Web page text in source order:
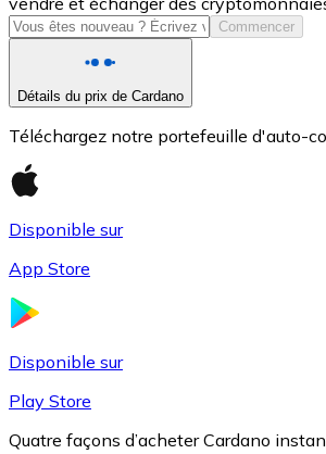
USDC
Commencer
Détails du prix de Cardano
Téléchargez notre portefeuille d'auto-
Disponible sur
App Store
Disponible sur
Play Store
Quatre façons d’acheter Cardano